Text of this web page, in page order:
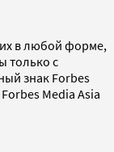
в любой форме,
только с
знак Forbes
Media Asia